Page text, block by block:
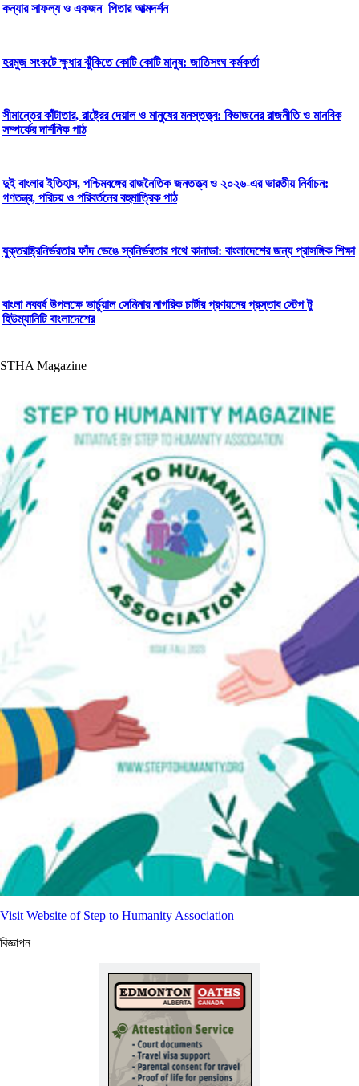
কন্যার সাফল্য ও একজন পিতার আত্মদর্শন
হরমুজ সংকটে ক্ষুধার ঝুঁকিতে কোটি কোটি মানুষ: জাতিসংঘ কর্মকর্তা
সীমান্তের কাঁটাতার, রাষ্ট্রের দেয়াল ও মানুষের মনস্তত্ত্ব: বিভাজনের রাজনীতি ও মানবিক
সম্পর্কের দার্শনিক পাঠ
দুই বাংলার ইতিহাস, পশ্চিমবঙ্গের রাজনৈতিক জনতত্ত্ব ও ২০২৬-এর ভারতীয় নির্বাচন:
গণতন্ত্র, পরিচয় ও পরিবর্তনের বহুমাত্রিক পাঠ
যুক্তরাষ্ট্রনির্ভরতার ফাঁদ ভেঙে স্বনির্ভরতার পথে কানাডা: বাংলাদেশের জন্য প্রাসঙ্গিক শিক্ষা
বাংলা নববর্ষ উপলক্ষে ভার্চুয়াল সেমিনার নাগরিক চার্টার প্রণয়নের প্রস্তাব স্টেপ টু
হিউম্যানিটি বাংলাদেশের
STHA Magazine
Visit Website of Step to Humanity Association
বিজ্ঞাপন